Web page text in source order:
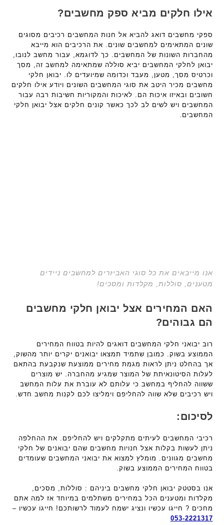
אילו חלקים מביא ספק מחשבים?
ספקי מחשבים דואג להביא אל חנות המחשבים רכיבים מסוגים
שונים המתאימים למחשבים שונים. את הרכיבים הוא מייבא
מהחברות השונות של המחשבים. כך לדוגמא, עבור מחשב לנובו,
יבואן לחלקי המחשבים יביא סוללה שמתאימה למחשב זה, מסך
וכרטיס מסך, מטען, מעבד וכדומה שמיועדים לו. יבואן חלקי
מחשבים מכיר היטב את סוגי המחשבים השונים ויודע אילו חלקים
חשובים ובאיזו איכות הם. לאיכות והמקוריות חשיבות רבה עבור
המחשבים ויש לשים לב לכך כאשר קונים חלקים אצל יבואן חלקי
המחשבים.
אנו מייבאים את כל סוגי האביזרים למחשבים ניידים
מטענים, סוללות, מקלדות ומסכים!
האם המחירים אצל יבואן חלקי מחשבים
הם גבוהים?
רוב יבואני חלקי המחשבים דואגים להיות בטווח המחירים
הממוצע בשוק. כמובן שתמיד תמצאו יבואנים יקרים יותר מהשוק,
אך בהחלט ניתן לראות מגמת מחירים ממוצעת שנקבעת בהתאם
לעלות הסיטונאיתת של המוצר שמגיע מהחברה. יש מוצרים
ששווה להחליף במחשב כי עלותם לא עוברת את עלות המחשב
ויש רכיבים שלא שווה להחליפם וימליצו לכם לקנות מחשב חדש.
לסיכום:
רכיבי המחשבים לעיתים מתקלקים ויש להחליפם. את ההחלפה
ניתן לעשות בקלות אצל חנויות מחשבים שהם יבואנים של חלקי
מחשבים מגוונים. מומלץ למצוא את יבואני המחשבים שעומדים
בטווח המחירים הממוצע בשוק.
אנו בסטטק יבואן חלקי מחשבים ביניהם : סוללות, מסכים,
מקלדות ומטענים הכל במחירים משתלמים במיוחד אז למה אתם
מחכים ? חייגו עכשיו ונציג ישמח לעמוד לרשותכם! חייגו עכשיו –
053-2221317